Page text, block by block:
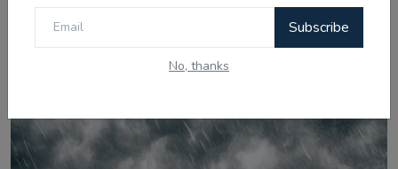
Subscribe
No, thanks
ਸੀਐੱਮ ਮਾਨ ਨੂੰ 'ਫ਼ਖ਼ਰ-ਏ-ਕੌਮ' ਦੇਣ ਦੀ ਮੰਗ 'ਤੇ ਅਕਾਲੀ ਦਲ ਦੀ
ਤਿੱਖੀ ਪ੍ਰ...